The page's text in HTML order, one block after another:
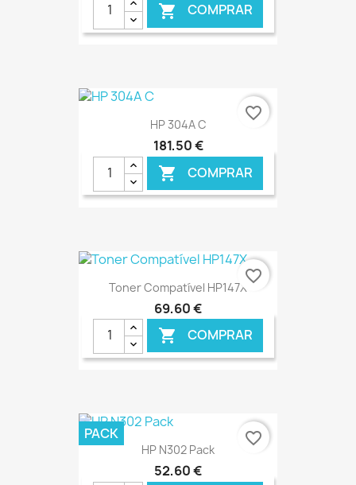
 COMPRAR
€ ONLINE
HP 304A C
181,50 €
 COMPRAR
€ ONLINE
favorite_border
Toner Compatível HP147X
69,60 €
 COMPRAR
€ ONLINE
favorite_border
HP N302 Pack
52,60 €
PACK favorite_border